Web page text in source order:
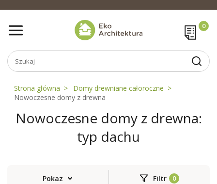
Strona główna
Domy drewniane całoroczne
Nowoczesne domy z drewna
Nowoczesne domy z drewna:
typ dachu
Pokaz Filtr